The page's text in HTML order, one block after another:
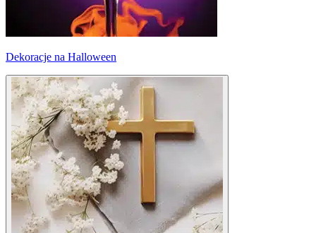
Dekoracje na Halloween